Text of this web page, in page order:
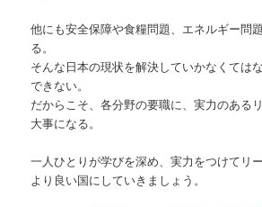
他にも安全保障や食糧問題、エネルギー問
る。
そんな日本の現状を解決していかなくては
できない。
だからこそ、各分野の要職に、実力のある
大事になる。
一人ひとりが学びを深め、実力をつけてリ
より良い国にしていきましょう。